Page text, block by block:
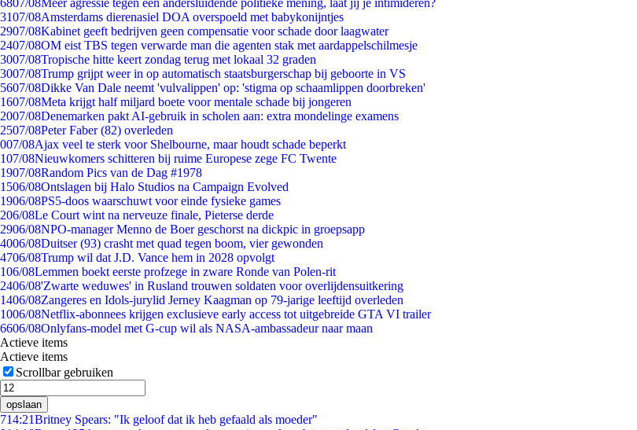
6807/08Meer agressie tegen een andersluidende politieke mening, laat jij je intimideren?
3107/08Amsterdams dierenasiel DOA overspoeld met babykonijntjes
2907/08Kabinet geeft bedrijven geen compensatie voor schade door laagwater
2407/08OM eist TBS tegen verwarde man die agenten stak met aardappelschilmesje
3007/08Tropische hitte keert zondag terug met lokaal 32 graden
3007/08Trump grijpt weer in op automatisch staatsburgerschap bij geboorte in VS
5607/08Dikke Van Dale neemt 'vulvalippen' op: 'stigma op schaamlippen doorbreken'
1607/08Meta krijgt half miljard boete voor mentale schade bij jongeren
2007/08Denemarken pakt AI-gebruik in scholen aan: extra mondelinge examens
2507/08Peter Faber (82) overleden
007/08Ajax veel te sterk voor Shelbourne, maar houdt schade beperkt
107/08Nieuwkomers schitteren bij ruime Europese zege FC Twente
1907/08Random Pics van de Dag #1978
1506/08Ontslagen bij Halo Studios na Campaign Evolved
1906/08PS5-doos waarschuwt voor einde fysieke games
206/08Le Court wint na nerveuze finale, Pieterse derde
2906/08NPO-manager Menno de Boer geschorst na dickpic in groepsapp
4006/08Duitser (93) crasht met quad tegen boom, vier gewonden
4706/08Trump wil dat J.D. Vance hem in 2028 opvolgt
106/08Lemmen boekt eerste profzege in zware Ronde van Polen-rit
2406/08'Zwarte weduwes' in Rusland trouwen soldaten voor overlijdensuitkering
1406/08Zangeres en Idols-jurylid Jerney Kaagman op 79-jarige leeftijd overleden
1006/08Netflix-abonnees krijgen exclusieve early access tot uitgebreide GTA VI trailer
6606/08Onlyfans-model met G-cup wil als NASA-ambassadeur naar maan
Actieve items
Actieve items
Scrollbar gebruiken
opslaan
714:21Britney Spears: "Ik geloof dat ik heb gefaald als moeder"